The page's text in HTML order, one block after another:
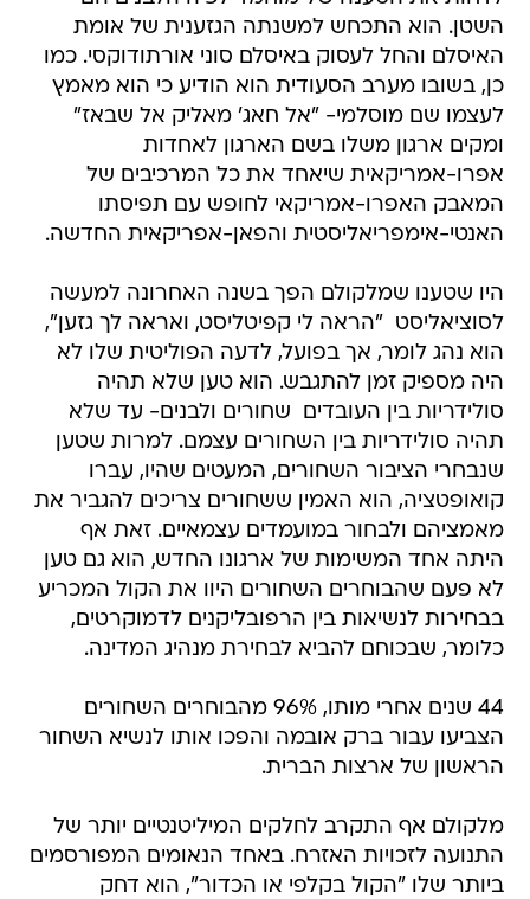
השטן. הוא התכחש למשנתה הגזענית של אומת
האיסלם והחל לעסוק באיסלם סוני אורתודוקסי. כמו
כן, בשובו מערב הסעודית הוא הודיע כי הוא מאמץ
לעצמו שם מוסלמי- "אל חאג' מאליק אל שבאז" 
ומקים ארגון משלו בשם הארגון לאחדות
אפרו-אמריקאית שיאחד את כל המרכיבים של
המאבק האפרו-אמריקאי לחופש עם תפיסתו
האנטי-אימפריאליסטית והפאן-אפריקאית החדשה.
היו שטענו שמלקולם הפך בשנה האחרונה למעשה
לסוציאליסט  "הראה לי קפיטליסט, ואראה לך גזען",
הוא נהג לומר, אך בפועל, לדעה הפוליטית שלו לא
היה מספיק זמן להתגבש. הוא טען שלא תהיה
סולידריות בין העובדים  שחורים ולבנים- עד שלא
תהיה סולידריות בין השחורים עצמם. למרות שטען
שנבחרי הציבור השחורים, המעטים שהיו, עברו
קואופטציה, הוא האמין ששחורים צריכים להגביר את
מאמציהם ולבחור במועמדים עצמאיים. זאת אף
היתה אחד המשימות של ארגונו החדש, הוא גם טען
לא פעם שהבוחרים השחורים היוו את הקול המכריע
בבחירות לנשיאות בין הרפובליקנים לדמוקרטים,
כלומר, שבכוחם להביא לבחירת מנהיג המדינה.
44 שנים אחרי מותו, 96% מהבוחרים השחורים
הצביעו עבור ברק אובמה והפכו אותו לנשיא השחור
הראשון של ארצות הברית.
מלקולם אף התקרב לחלקים המיליטנטיים יותר של
התנועה לזכויות האזרח. באחד הנאומים המפורסמים
ביותר שלו "הקול בקלפי או הכדור", הוא דחק